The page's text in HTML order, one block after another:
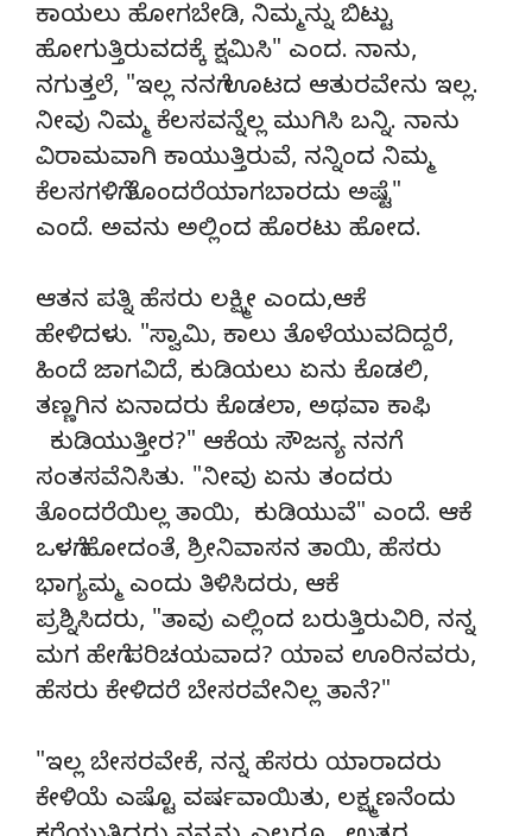
ಕಾಯಲು ಹೋಗಬೇಡಿ, ನಿಮ್ಮನ್ನು ಬಿಟ್ಟು
ಹೋಗುತ್ತಿರುವದಕ್ಕೆ ಕ್ಷಮಿಸಿ" ಎಂದ. ನಾನು,
ನಗುತ್ತಲೆ, "ಇಲ್ಲ ನನಗೆ ಊಟದ ಆತುರವೇನು ಇಲ್ಲ.
ನೀವು ನಿಮ್ಮ ಕೆಲಸವನ್ನೆಲ್ಲ ಮುಗಿಸಿ ಬನ್ನಿ. ನಾನು
ವಿರಾಮವಾಗಿ ಕಾಯುತ್ತಿರುವೆ, ನನ್ನಿಂದ ನಿಮ್ಮ
ಕೆಲಸಗಳಿಗೆ ತೊಂದರೆಯಾಗಬಾರದು ಅಷ್ಟೆ"
ಎಂದೆ. ಅವನು ಅಲ್ಲಿಂದ ಹೊರಟು ಹೋದ.
ಆತನ ಪತ್ನಿ ಹೆಸರು ಲಕ್ಷ್ಮೀ ಎಂದು,ಆಕೆ
ಹೇಳಿದಳು. "ಸ್ವಾಮಿ, ಕಾಲು ತೊಳೆಯುವದಿದ್ದರೆ,
ಹಿಂದೆ ಜಾಗವಿದೆ, ಕುಡಿಯಲು ಏನು ಕೊಡಲಿ,
ತಣ್ಣಗಿನ ಏನಾದರು ಕೊಡಲಾ, ಅಥವಾ ಕಾಫಿ
ಕುಡಿಯುತ್ತೀರ?" ಆಕೆಯ ಸೌಜನ್ಯ ನನಗೆ
ಸಂತಸವೆನಿಸಿತು. "ನೀವು ಏನು ತಂದರು
ತೊಂದರೆಯಿಲ್ಲ ತಾಯಿ, ಕುಡಿಯುವೆ" ಎಂದೆ. ಆಕೆ
ಒಳಗೆ ಹೋದಂತೆ, ಶ್ರೀನಿವಾಸನ ತಾಯಿ, ಹೆಸರು
ಭಾಗ್ಯಮ್ಮ ಎಂದು ತಿಳಿಸಿದರು, ಆಕೆ
ಪ್ರಶ್ನಿಸಿದರು, "ತಾವು ಎಲ್ಲಿಂದ ಬರುತ್ತಿರುವಿರಿ, ನನ್ನ
ಮಗ ಹೇಗೆ ಪರಿಚಯವಾದ? ಯಾವ ಊರಿನವರು,
ಹೆಸರು ಕೇಳಿದರೆ ಬೇಸರವೇನಿಲ್ಲ ತಾನೆ?"
"ಇಲ್ಲ ಬೇಸರವೇಕೆ, ನನ್ನ ಹೆಸರು ಯಾರಾದರು
ಕೇಳಿಯೆ ಎಷ್ಟೊ ವರ್ಷವಾಯಿತು, ಲಕ್ಷ್ಮಣನೆಂದು